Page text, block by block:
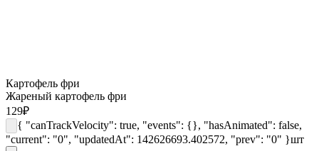
Картофель фри
Жареный картофель фри
129₽
{ "canTrackVelocity": true, "events": {}, "hasAnimated": false,
"current": "0", "updatedAt": 142626693.402572, "prev": "0" }шт